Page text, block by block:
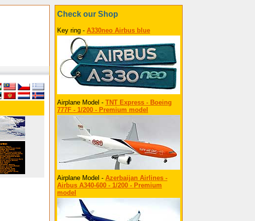
Check our Shop
Key ring - A330neo Airbus blue
Airplane Model - TNT Express - Boeing
777F - 1/200 - Premium model
Airplane Model - Azerbaijan Airlines -
Airbus A340-600 - 1/200 - Premium
model